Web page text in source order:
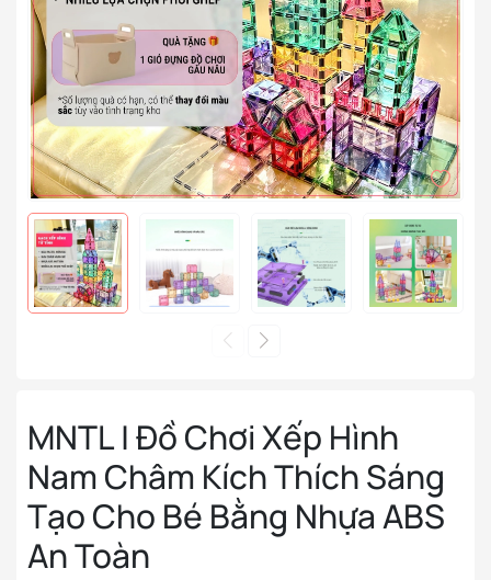
MNTL | Đồ Chơi Xếp Hình
Nam Châm Kích Thích Sáng
Tạo Cho Bé Bằng Nhựa ABS
An Toàn